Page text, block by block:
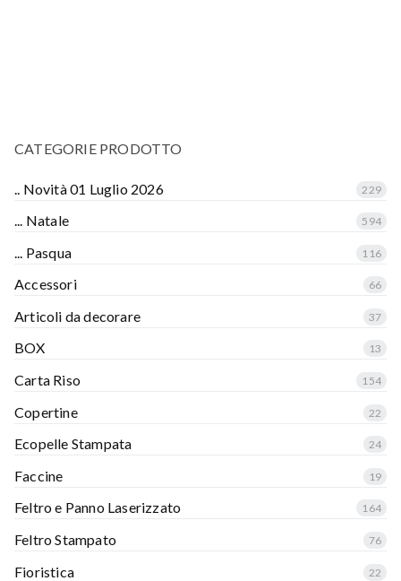
CATEGORIE PRODOTTO
.. Novità 01 Luglio 2026 229
... Natale 594
... Pasqua 116
Accessori 66
Articoli da decorare 37
BOX 13
Carta Riso 154
Copertine 22
Ecopelle Stampata 24
Faccine 19
Feltro e Panno Laserizzato 164
Feltro Stampato 76
Fioristica 22